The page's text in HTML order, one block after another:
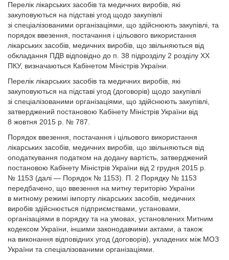
Перелік лікарських засобів та медичних виробів, які
закуповуються на підставі угод щодо закупівлі
зі спеціалізованими організаціями, що здійснюють закупівлі, та
порядок ввезення, постачання і цільового використання
лікарських засобів, медичних виробів, що звільняються від
обкладання ПДВ відповідно до п. 38 підрозділу 2 розділу XX
ПКУ, визначаються Кабінетом Міністрів України.
Перелік лікарських засобів та медичних виробів, які
закуповуються на підставі угод (договорів) щодо закупівлі
зі спеціалізованими організаціями, що здійснюють закупівлі,
затверджений постановою Кабінету Міністрів України від
8 жовтня 2015 р. № 787.
Порядок ввезення, постачання і цільового використання
лікарських засобів, медичних виробів, що звільняються від
оподаткування податком на додану вартість, затверджений
постановою Кабінету Міністрів України від 2 грудня 2015 р.
№ 1153 (далі — Порядок № 1153). П. 2 Порядку № 1153
передбачено, що ввезення на митну територію України
в митному режимі імпорту лікарських засобів, медичних
виробів здійснюється підприємствами, установами,
організаціями в порядку та на умовах, установлених Митним
кодексом України, іншими законодавчими актами, а також
на виконання відповідних угод (договорів), укладених між МОЗ
України та спеціалізованими організаціями.